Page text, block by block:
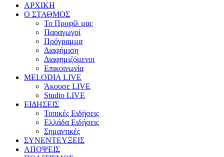
ΑΡΧΙΚΗ
Ο ΣΤΑΘΜΟΣ
Το Προφίλ μας
Παραγωγοί
Πρόγραμμα
Διαφήμιση
Διαφημιζόμενοι
Επικοινωνία
MELODIA LIVE
Άκουσε LIVE
Studio LIVE
ΕΙΔΗΣΕΙΣ
Τοπικές Ειδήσεις
Ελλάδα Ειδήσεις
Σημαντικές
ΣΥΝΕΝΤΕΥΞΕΙΣ
ΑΠΟΨΕΙΣ